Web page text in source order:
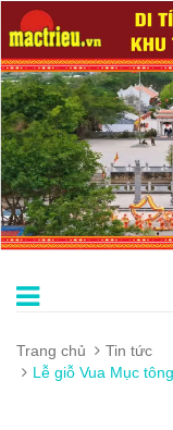
Trang chủ
Tin tức
Lễ giỗ Vua Mục